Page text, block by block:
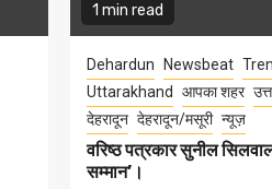
1 min read
Dehardun Newsbeat
Uttarakhand
आपका शहर
देहरादून देहरादून/मसूरी न्यूज़
वरिष्ठ पत्रकार सुनील
सम्मान’।